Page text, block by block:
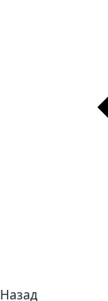
Назад